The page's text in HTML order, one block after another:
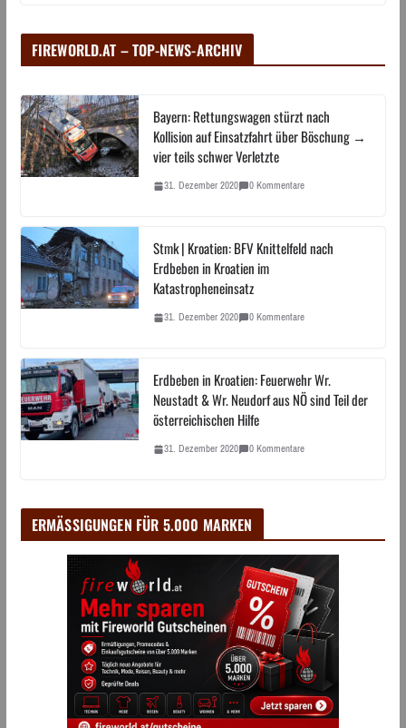
FIREWORLD.AT – TOP-NEWS-ARCHIV
Bayern: Rettungswagen stürzt nach
Kollision auf Einsatzfahrt über Böschung →
vier teils schwer Verletzte
31. Dezember 2020 0 Kommentare
Stmk | Kroatien: BFV Knittelfeld nach
Erdbeben in Kroatien im
Katastropheneinsatz
31. Dezember 2020 0 Kommentare
Erdbeben in Kroatien: Feuerwehr Wr.
Neustadt & Wr. Neudorf aus NÖ sind Teil der
österreichischen Hilfe
31. Dezember 2020 0 Kommentare
ERMÄSSIGUNGEN FÜR 5.000 MARKEN